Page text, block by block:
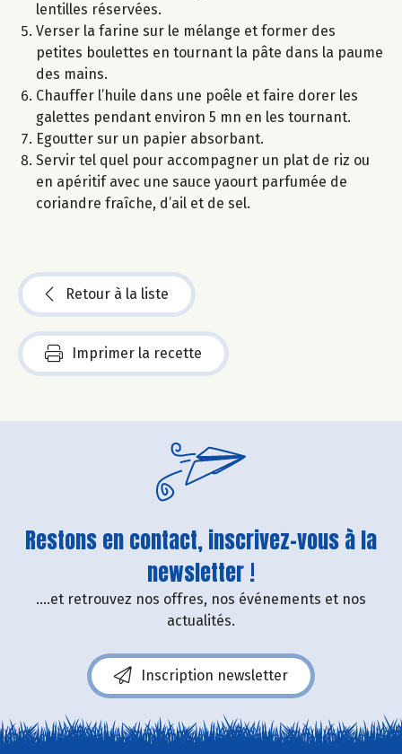
lentilles réservées.
Verser la farine sur le mélange et former des
petites boulettes en tournant la pâte dans la paume
des mains.
Chauffer l’huile dans une poêle et faire dorer les
galettes pendant environ 5 mn en les tournant.
Egoutter sur un papier absorbant.
Servir tel quel pour accompagner un plat de riz ou
en apéritif avec une sauce yaourt parfumée de
coriandre fraîche, d’ail et de sel.
Retour à la liste
Imprimer la recette
Restons en contact, inscrivez-vous à la
newsletter !
....et retrouvez nos offres, nos événements et nos
actualités.
Inscription newsletter